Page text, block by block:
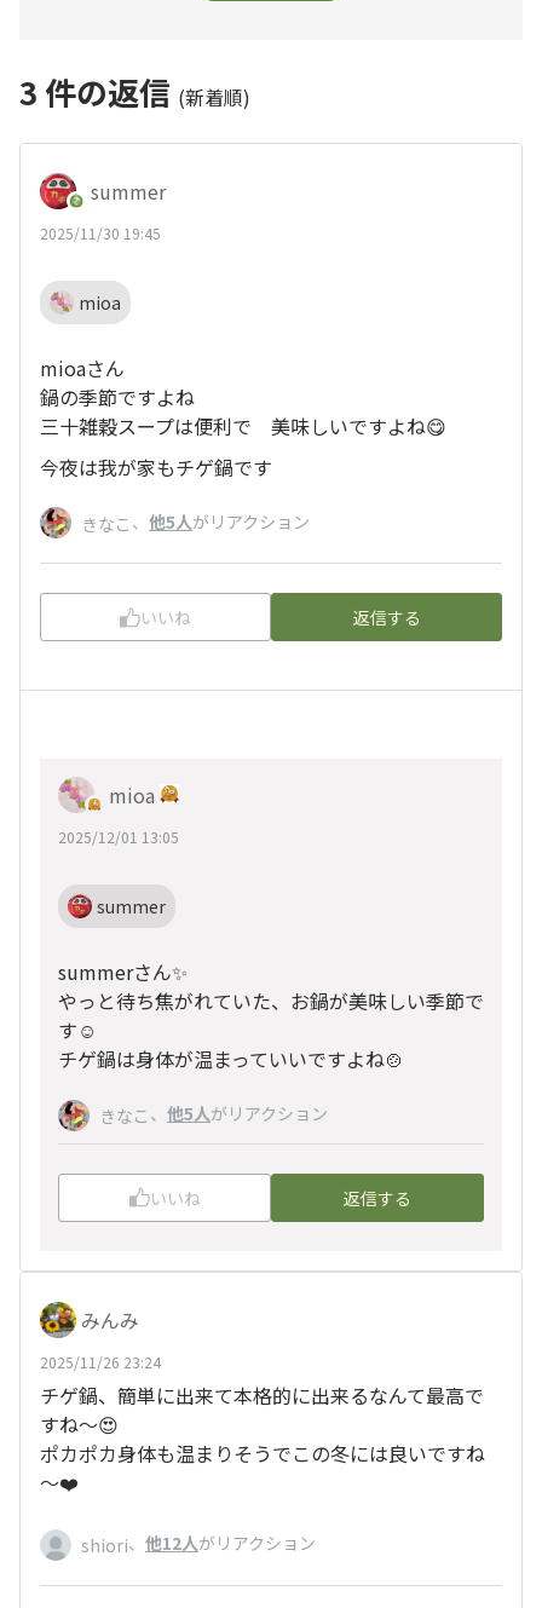
3 件の返信 (新着順)
summer
2025/11/30 19:45
mioa
mioaさん
鍋の季節ですよね
三十雑穀スープは便利で 美味しいですよね😋
今夜は我が家もチゲ鍋です
きなこ 、 他5人がリアクション
いいね 返信する
mioa
2025/12/01 13:05
summer
summerさん✨️
やっと待ち焦がれていた、お鍋が美味しい季節で
す☺️
チゲ鍋は身体が温まっていいですよね🍲
きなこ 、 他5人がリアクション
いいね 返信する
みんみ
2025/11/26 23:24
チゲ鍋、簡単に出来て本格的に出来るなんて最高で
すね～😍
ポカポカ身体も温まりそうでこの冬には良いですね
～❤️
shiori、 他12人がリアクション